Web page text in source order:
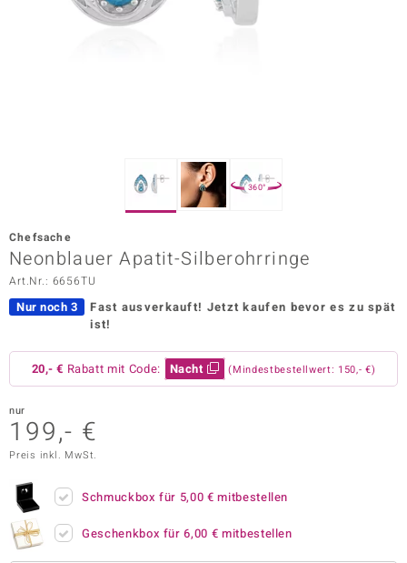
Vogue
Paraíso
Collection
360°
Chefsache
Neonblauer Apatit-Silberohrringe
Art.Nr.: 6656TU
Nur noch 3 Fast ausverkauft! Jetzt kaufen bevor es zu spät
ist!
20,- € Rabatt mit Code: Nacht (Mindestbestellwert: 150,- €)
nur
199,- €
Preis inkl. MwSt.
Schmuckbox für 5,00 € mitbestellen
Geschenkbox für6,00 € mitbestellen